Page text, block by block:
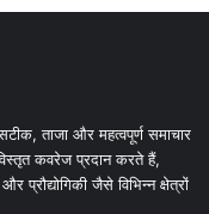
ताजा और महत्वपूर्ण समाचार
कवरेज प्रदान करते हैं,
प्रौद्योगिकी जैसे विभिन्न क्षेत्रों